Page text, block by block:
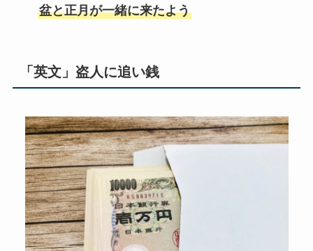
盆と正月が一緒に来たよう
「英文」盗人に追い銭